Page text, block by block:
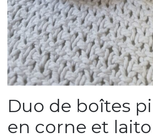
Duo de boîtes
en corne et